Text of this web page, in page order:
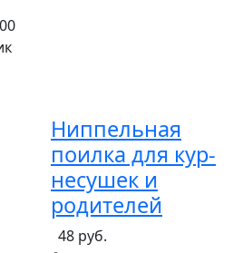
Ниппельная
поилка для кур-
несушек и
родителей
48 руб.